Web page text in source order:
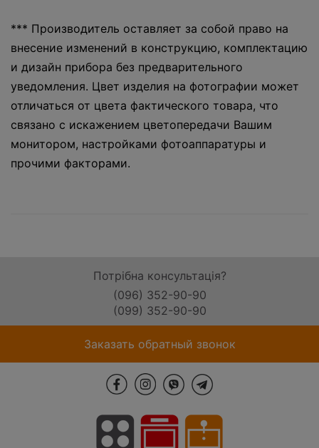
*** Производитель оставляет за собой право на
внесение изменений в конструкцию, комплектацию
и дизайн прибора без предварительного
уведомления. Цвет изделия на фотографии может
отличаться от цвета фактического товара, что
связано с искажением цветопередачи Вашим
монитором, настройками фотоаппаратуры и
прочими факторами.
Потрібна консультація?
(096) 352-90-90
(099) 352-90-90
Заказать обратный звонок